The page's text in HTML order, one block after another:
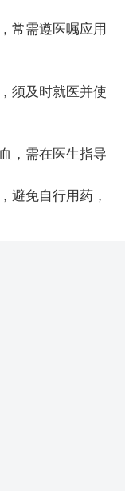
常需遵医嘱应用
须及时就医并使
，需在医生指导
避免自行用药，